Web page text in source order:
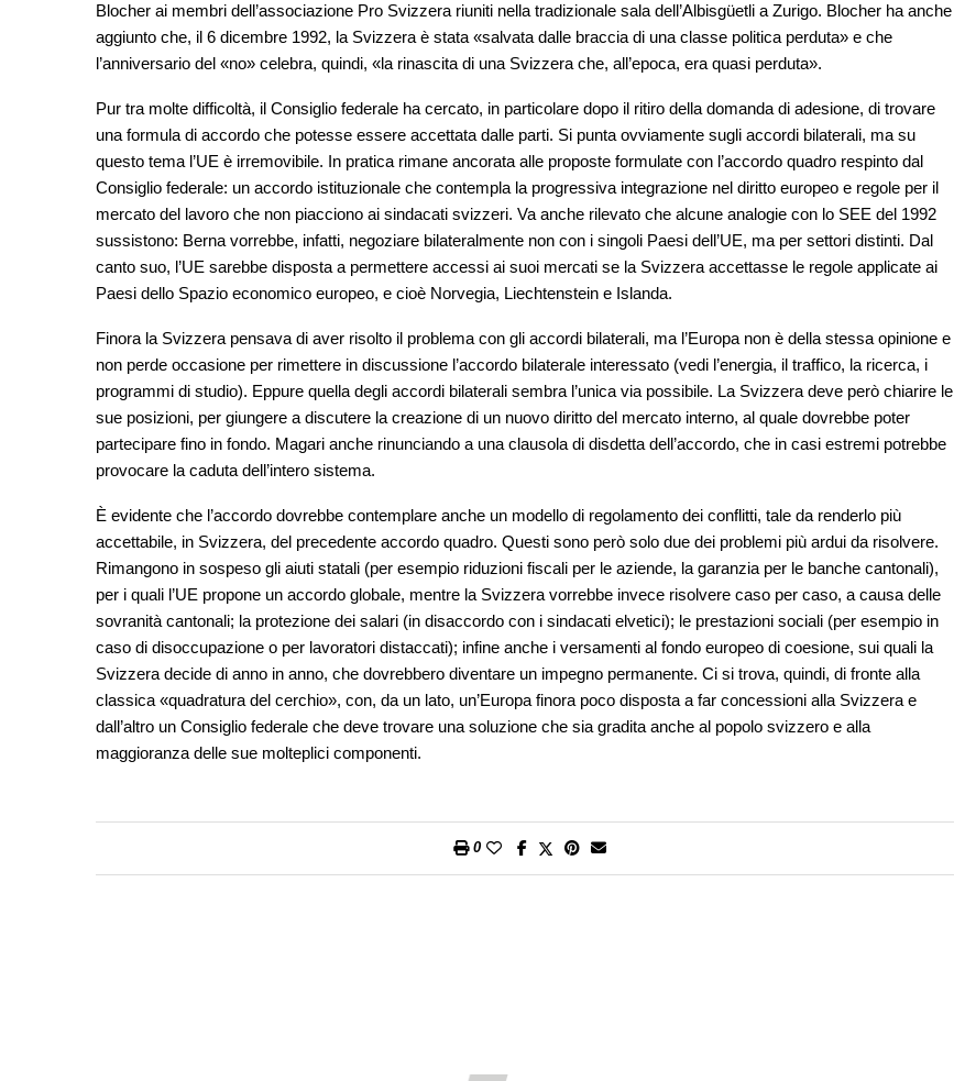
Blocher ai membri dell’associazione Pro Svizzera riuniti nella tradizionale sala dell’Albisgüetli a Zurigo. Blocher ha anche
aggiunto che, il 6 dicembre 1992, la Svizzera è stata «salvata dalle braccia di una classe politica perduta» e che
l’anniversario del «no» celebra, quindi, «la rinascita di una Svizzera che, all’epoca, era quasi perduta».
Pur tra molte difficoltà, il Consiglio federale ha cercato, in particolare dopo il ritiro della domanda di adesione, di trovare
una formula di accordo che potesse essere accettata dalle parti. Si punta ovviamente sugli accordi bilaterali, ma su
questo tema l’UE è irremovibile. In pratica rimane ancorata alle proposte formulate con l’accordo quadro respinto dal
Consiglio federale: un accordo istituzionale che contempla la progressiva integrazione nel diritto europeo e regole per il
mercato del lavoro che non piacciono ai sindacati svizzeri. Va anche rilevato che alcune analogie con lo SEE del 1992
sussistono: Berna vorrebbe, infatti, negoziare bilateralmente non con i singoli Paesi dell’UE, ma per settori distinti. Dal
canto suo, l’UE sarebbe disposta a permettere accessi ai suoi mercati se la Svizzera accettasse le regole applicate ai
Paesi dello Spazio economico europeo, e cioè Norvegia, Liechtenstein e Islanda.
Finora la Svizzera pensava di aver risolto il problema con gli accordi bilaterali, ma l’Europa non è della stessa opinione e
non perde occasione per rimettere in discussione l’accordo bilaterale interessato (vedi l’energia, il traffico, la ricerca, i
programmi di studio). Eppure quella degli accordi bilaterali sembra l’unica via possibile. La Svizzera deve però chiarire le
sue posizioni, per giungere a discutere la creazione di un nuovo diritto del mercato interno, al quale dovrebbe poter
partecipare fino in fondo. Magari anche rinunciando a una clausola di disdetta dell’accordo, che in casi estremi potrebbe
provocare la caduta dell’intero sistema.
È evidente che l’accordo dovrebbe contemplare anche un modello di regolamento dei conflitti, tale da renderlo più
accettabile, in Svizzera, del precedente accordo quadro. Questi sono però solo due dei problemi più ardui da risolvere.
Rimangono in sospeso gli aiuti statali (per esempio riduzioni fiscali per le aziende, la garanzia per le banche cantonali),
per i quali l’UE propone un accordo globale, mentre la Svizzera vorrebbe invece risolvere caso per caso, a causa delle
sovranità cantonali; la protezione dei salari (in disaccordo con i sindacati elvetici); le prestazioni sociali (per esempio in
caso di disoccupazione o per lavoratori distaccati); infine anche i versamenti al fondo europeo di coesione, sui quali la
Svizzera decide di anno in anno, che dovrebbero diventare un impegno permanente. Ci si trova, quindi, di fronte alla
classica «quadratura del cerchio», con, da un lato, un’Europa finora poco disposta a far concessioni alla Svizzera e
dall’altro un Consiglio federale che deve trovare una soluzione che sia gradita anche al popolo svizzero e alla
maggioranza delle sue molteplici componenti.
0